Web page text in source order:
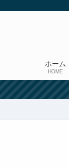
ホーム
HOME